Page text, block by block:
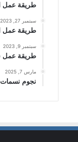
طريقة عمل
سبتمبر 27, 2023
طريقة عمل
سبتمبر 9, 2023
طريقة عمل
مارس 7, 2025
نجوم نسمات